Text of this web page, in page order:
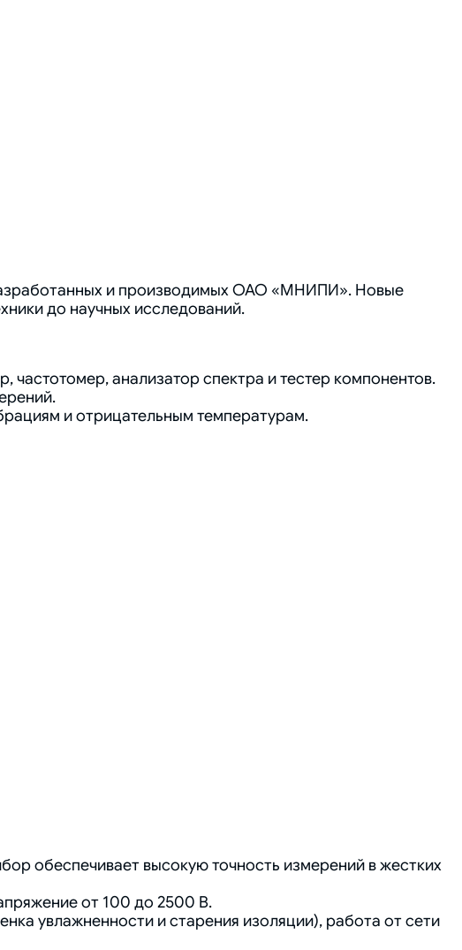
и производимых ОАО «МНИПИ». Новые
до научных исследований.
анализатор спектра и тестер компонентов.
и отрицательным температурам.
обеспечивает высокую точность измерений в жестких
от 100 до 2500 В.
увлажненности и старения изоляции), работа от сети